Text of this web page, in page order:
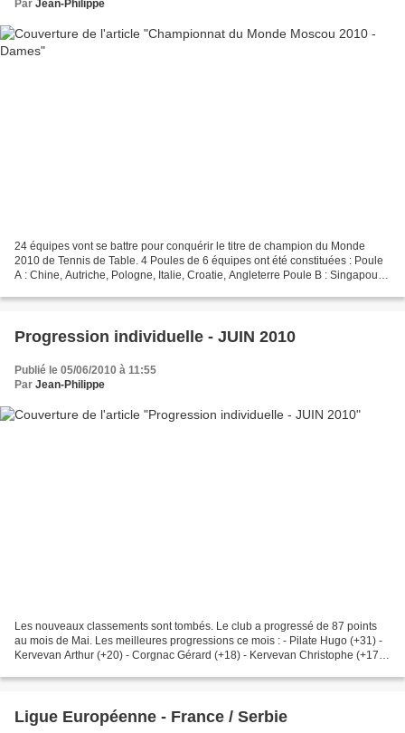
Par Jean-Philippe
24 équipes vont se battre pour conquérir le titre de champion du Monde
2010 de Tennis de Table. 4 Poules de 6 équipes ont été constituées : Poule
A : Chine, Autriche, Pologne, Italie, Croatie, Angleterre Poule B : Singapour,
Progression individuelle - JUIN 2010
Publié le 05/06/2010 à 11:55
Par Jean-Philippe
Les nouveaux classements sont tombés. Le club a progressé de 87 points
au mois de Mai. Les meilleures progressions ce mois : - Pilate Hugo (+31) -
Kervevan Arthur (+20) - Corgnac Gérard (+18) - Kervevan Christophe (+17) -
Ligue Européenne - France / Serbie